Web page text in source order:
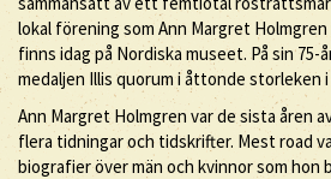
lokal förening som Ann Margret
finns idag på Nordiska museet. På sin
medaljen Illis quorum i åttonde storleken i
Ann Margret Holmgren var de sista åren
flera tidningar och tidskrifter. Mest road
biografier över män och kvinnor som hon